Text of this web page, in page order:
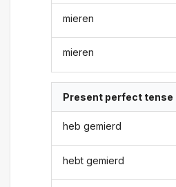
mieren
mieren
Present perfect tense
heb gemierd
hebt gemierd